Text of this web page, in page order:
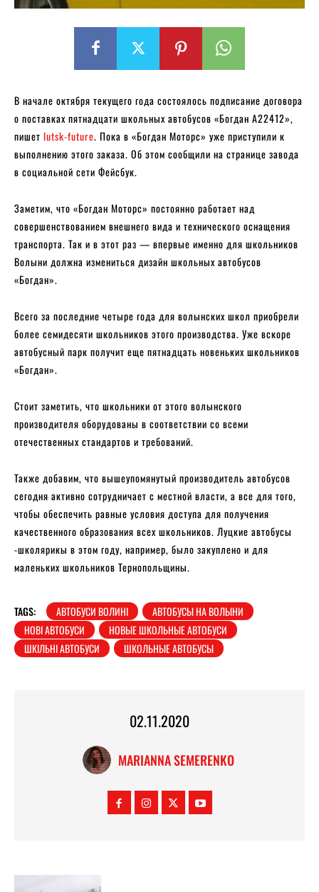
В начале октября текущего года состоялось подписание договора
о поставках пятнадцати школьных автобусов «Богдан А22412»,
пишет lutsk-future. Пока в «Богдан Моторс» уже приступили к
выполнению этого заказа. Об этом сообщили на странице завода
в социальной сети Фейсбук.
Заметим, что «Богдан Моторс» постоянно работает над
совершенствованием внешнего вида и технического оснащения
транспорта. Так и в этот раз — впервые именно для школьников
Волыни должна измениться дизайн школьных автобусов
«Богдан».
Всего за последние четыре года для волынских школ приобрели
более семидесяти школьников этого производства. Уже вскоре
автобусный парк получит еще пятнадцать новеньких школьников
«Богдан».
Стоит заметить, что школьники от этого волынского
производителя оборудованы в соответствии со всеми
отечественных стандартов и требований.
Также добавим, что вышеупомянутый производитель автобусов
сегодня активно сотрудничает с местной власти, а все для того,
чтобы обеспечить равные условия доступа для получения
качественного образования всех школьников. Луцкие автобусы
-школярикы в этом году, например, было закуплено и для
маленьких школьников Тернопольщины.
TAGS: АВТОБУСИ ВОЛИНІ
АВТОБУСЫ НА ВОЛЫНИ
НОВІ АВТОБУСИ
НОВЫЕ ШКОЛЬНЫЕ АВТОБУСИ
ШКІЛЬНІ АВТОБУСИ
ШКОЛЬНЫЕ АВТОБУСЫ
02.11.2020
MARIANNA SEMERENKO